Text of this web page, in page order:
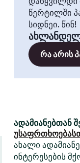
წერტილში
სიდნეი. წინ!
რა არის
ადამიანებთან
ახალი
ინტერესების